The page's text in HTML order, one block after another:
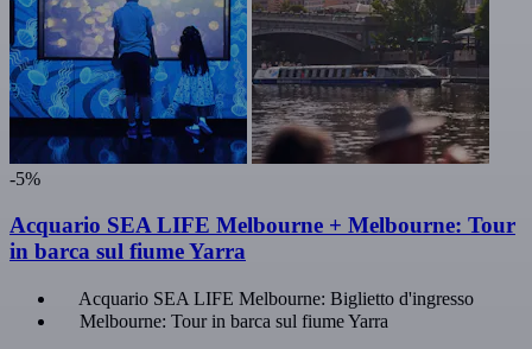
-5%
Acquario SEA LIFE Melbourne + Melbourne: Tour
in barca sul fiume Yarra
Acquario SEA LIFE Melbourne: Biglietto d'ingresso
Melbourne: Tour in barca sul fiume Yarra